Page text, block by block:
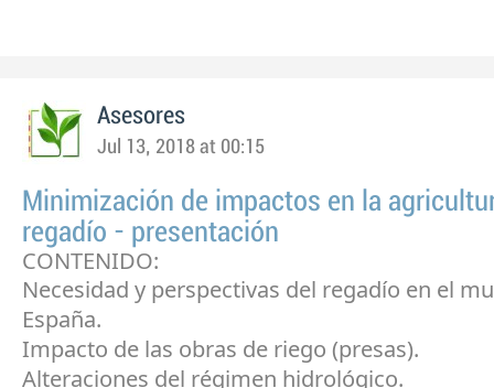
Asesores
Jul 13, 2018 at 00:15
Minimización de impactos en la
regadío - presentación
CONTENIDO:
Necesidad y perspectivas del regadío en el
España.
Impacto de las obras de riego (presas).
Alteraciones del régimen hidrológico.